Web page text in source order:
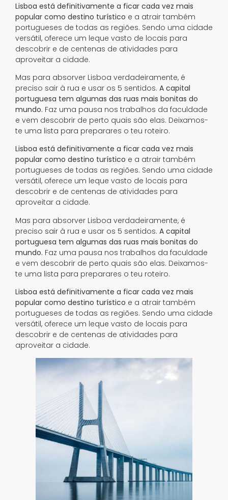
Lisboa está definitivamente a ficar cada vez mais
popular como destino turístico e a atrair também
portugueses de todas as regiões. Sendo uma cidade
versátil, oferece um leque vasto de locais para
descobrir e de centenas de atividades para
aproveitar a cidade.
Mas para absorver Lisboa verdadeiramente, é
preciso sair à rua e usar os 5 sentidos. A capital
portuguesa tem algumas das ruas mais bonitas do
mundo. Faz uma pausa nos trabalhos da faculdade
e vem descobrir de perto quais são elas. Deixamos-
te uma lista para preparares o teu roteiro.
Lisboa está definitivamente a ficar cada vez mais
popular como destino turístico e a atrair também
portugueses de todas as regiões. Sendo uma cidade
versátil, oferece um leque vasto de locais para
descobrir e de centenas de atividades para
aproveitar a cidade.
Mas para absorver Lisboa verdadeiramente, é
preciso sair à rua e usar os 5 sentidos. A capital
portuguesa tem algumas das ruas mais bonitas do
mundo. Faz uma pausa nos trabalhos da faculdade
e vem descobrir de perto quais são elas. Deixamos-
te uma lista para preparares o teu roteiro.
Lisboa está definitivamente a ficar cada vez mais
popular como destino turístico e a atrair também
portugueses de todas as regiões. Sendo uma cidade
versátil, oferece um leque vasto de locais para
descobrir e de centenas de atividades para
aproveitar a cidade.